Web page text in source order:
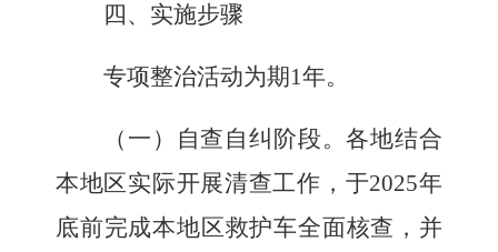
四、实施步骤
专项整治活动为期1年。
（一）自查自纠阶段。各地结合
本地区实际开展清查工作， 于2025年
底前完成本地区救护车全面核查 ， 并